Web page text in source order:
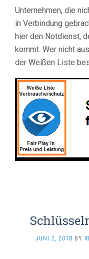
Unternehmen, die
in Verbindung
hier den Notdienst,
kommt. Wer nicht
der Weißen Liste
JUNI 2, 2018 BY